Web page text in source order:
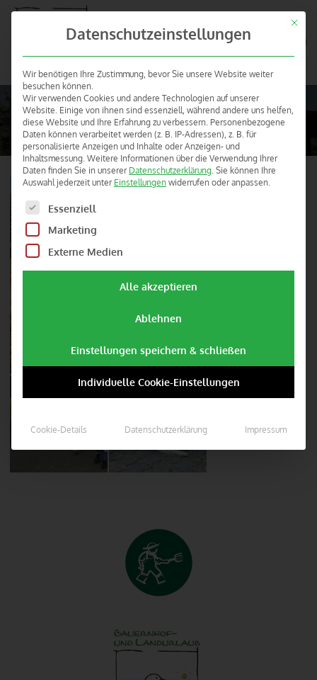
Menü
BAUERNHOF- UND
LANDURLAUB IN
HESSEN
Hof Münch (Edertal-Kleinern)
Familie Münch, Am Bartelsborn 6, 34549 Edertal, Tel. 05623 93 50 54,
Fax 05623 97 30 47 1
Sie befinden sich hier:
Mit
Datenschutzeinstellungen
Wir benötigen Ihre Zustimmung, bevor Sie unsere Website weiter
besuchen können.
Wir verwenden Cookies und andere Technologien auf unserer
Website. Einige von ihnen sind essenziell, während andere uns helfen,
diese Website und Ihre Erfahrung zu verbessern. Personenbezogene
Daten können verarbeitet werden (z. B. IP-Adressen), z. B. für
personalisierte Anzeigen und Inhalte oder Anzeigen- und
Inhaltsmessung. Weitere Informationen über die Verwendung Ihrer
Daten finden Sie in unsererDatenschutzerklärung Sie können Ihre
Auswahl jederzeit unterEinstellungenwiderrufen oder anpassen.
Es folgt eine Liste der Service-Gruppen, für die eine
Essenziell
Marketing
Externe Medien
Alle akzeptieren
Ablehnen
Einstellungen speichern & schließen
Individuelle Cookie-Einstellungen
Cookie-Details Datenschutzerklärung Impressum